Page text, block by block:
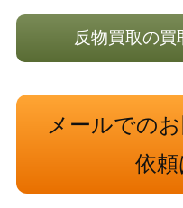
反物買取の買
メールでの
依